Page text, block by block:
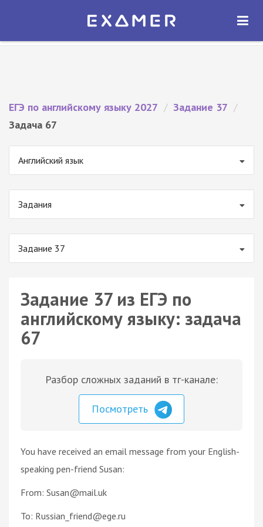
Экзамер — ЕГЭ 2027
ОТКРЫТЬ
ЕГЭ по английскому языку 2027 / Задание 37 /
Задача 67
Английский язык
Задания
Задание 37
Задание 37 из ЕГЭ по
английскому языку: задача
67
Разбор сложных заданий в тг-канале:
Посмотреть
You have received an email message from your English-
speaking pen-friend Susan:
From: Susan@mail.uk
To: Russian_friend@ege.ru